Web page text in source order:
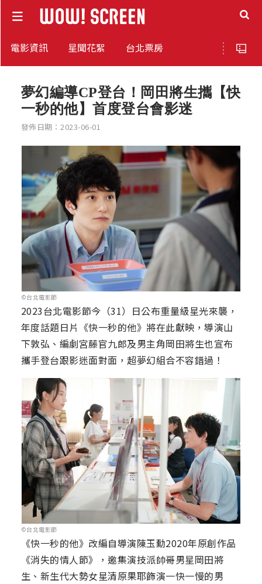
電影資訊 星聞花絮 台北票房
夢幻編導CP登台！岡田將生攜【快
一秒的他】首度登台會影迷
發佈日期：2023-06-01
©台北電影節
2023台北電影節今（31）日公布重量級星光來襲，
年度話題日片《快一秒的他》將在此獻映，導演山
下敦弘、編劇宮藤官九郎及男主角岡田將生也宣布
攜手登台跟影迷面對面，超夢幻組合不容錯過！
©台北電影節
《快一秒的他》改編自導演陳玉勳2020年原創作品
《消失的情人節》，邀集演技派帥哥男星岡田將
生、新生代大勢女星清原果耶飾演一快一慢的男